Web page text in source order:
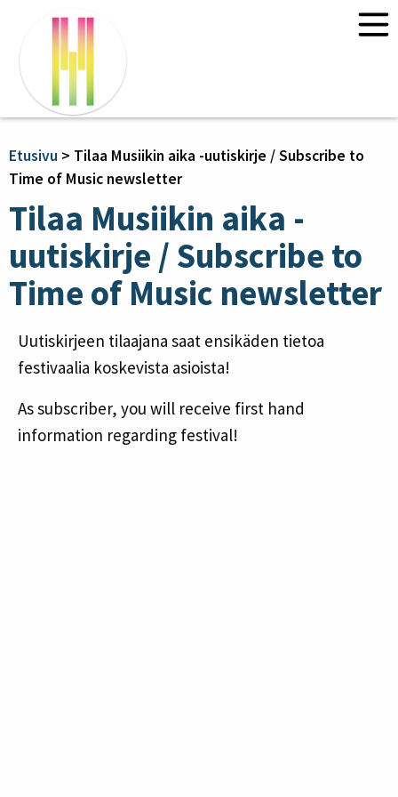
Etusivu
Uutiset
Ohjelma 2026
Kurssit 2026
“Ympäristödialogia” – Claire Chase
ja Annea Lockwood
Ajan ja tilan säveltäminen:
monitaiteiset lähestymistavat
Tietoa
Liput
Yhteystiedot
Tilaa uutiskirje
Jäsenyys
Etusivu > Tilaa Musiikin aika -uutiskirje / Subscribe to
Time of Music newsletter
Tilaa Musiikin aika -
uutiskirje / Subscribe to
Time of Music newsletter
Uutiskirjeen tilaajana saat ensikäden tietoa
festivaalia koskevista asioista!
As subscriber, you will receive first hand
information regarding festival!